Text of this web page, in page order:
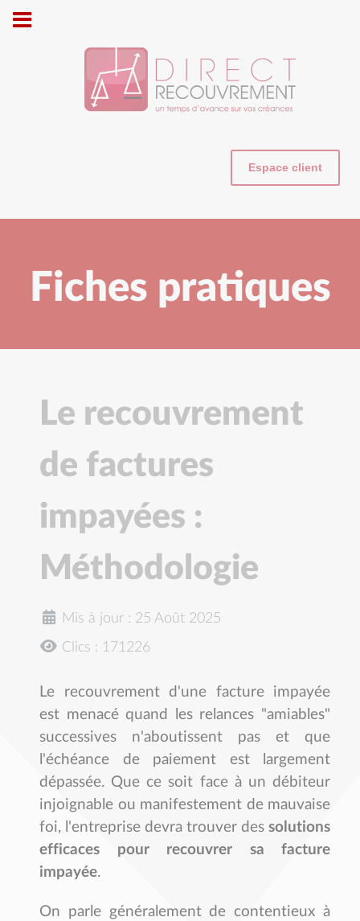
Espace client
Fiches pratiques
Le recouvrement
de factures
impayées :
Méthodologie
Mis à jour : 25 Août 2025
Clics : 171226
Le recouvrement d'une facture impayée
est menacé quand les relances "amiables"
successives n'aboutissent pas et que
l'échéance de paiement est largement
dépassée. Que ce soit face à un débiteur
injoignable ou manifestement de mauvaise
foi, l'entreprise devra trouver des solutions
efficaces pour recouvrer sa facture
impayée.
On parle généralement de contentieux à
Cookies management panel